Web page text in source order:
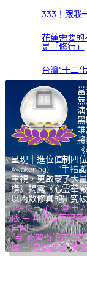
333！跟我
花蓮需要的
是「修行」
台灣“十二
呈現十進位值制四
Awakening) 。“手指
重視，更啟蒙了大
橫》揭露《心霊華
以內斂修真的研究
Ψ – Ω ＝ 心 – 靈 ＝
依 ─ 無限量而觀音
自圓
＝ 修習辯證正念
環 ─ 自然如復,坤,